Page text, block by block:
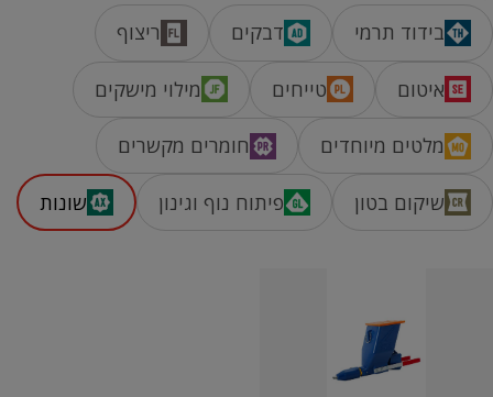
בידוד תרמי דבקים ריצוף
איטום טייחים מילוי מישקים
מלטים מיוחדים חומרים מקשרים
שיקום בטון פיתוח נוף וגינון שונות